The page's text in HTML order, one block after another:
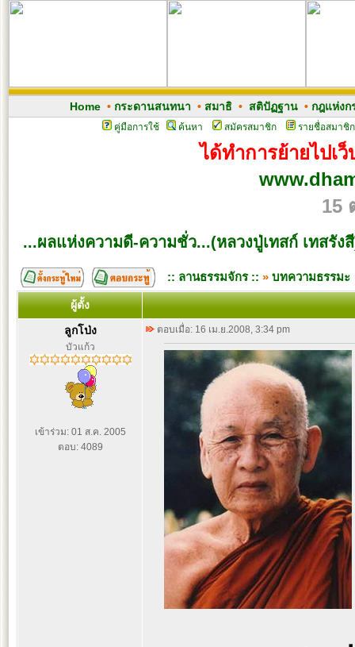
Home• กระดานสนทนา • สมาธิ• สติปัฏฐาน• กฎแห่งก
คู่มือการใช้ ค้นหา สมัครสมาชิก รายชื่อสมาชิก
ได้ทำการย้ายไปเ
15
...ผลแห่งความดี-ความชั่ว...(หลวงปู่เทสก์ เทสรัง
:: ลานธรรมจักร :: » บทความธรรมะ
ผู้ตั้ง
ลูกโป่ง
บัวแก้ว
เข้าร่วม: 01 ส.ค. 2005
ตอบ: 4089
ตอบเมื่อ: 16 เม.ย.2008, 3:34 pm